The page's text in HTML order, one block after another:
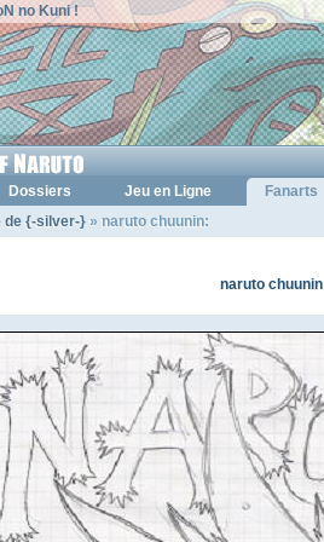
no Kuni !
Dossiers Jeu en Ligne Fanarts
de {-silver-} » naruto chuunin:
naruto chuunin